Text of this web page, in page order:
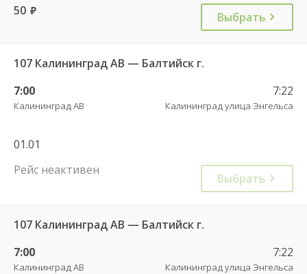
50 руб. Выбрать
107 Калининград АВ — Балтийск г.
7:00
Калининград АВ
7:22
Калининград улица Энгельса
01.01
Рейс неактивен
Выбрать
107 Калининград АВ — Балтийск г.
7:00
Калининград АВ
7:22
Калининград улица Энгельса